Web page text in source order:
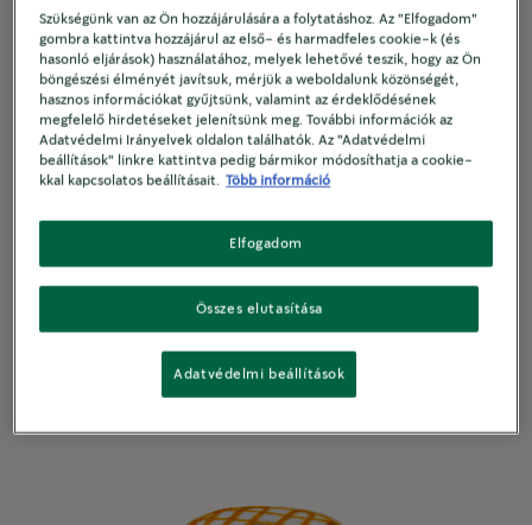
Jeges csokoládé-és mandula ízű
shaken eszpresszó
Szükségünk van az Ön hozzájárulására a folytatáshoz. Az "Elfogadom"
gombra kattintva hozzájárul az első- és harmadfeles cookie-k (és
hasonló eljárások) használatához, melyek lehetővé teszik, hogy az Ön
böngészési élményét javítsuk, mérjük a weboldalunk közönségét,
hasznos információkat gyűjtsünk, valamint az érdeklődésének
megfelelő hirdetéseket jelenítsünk meg. További információk az
Adatvédelmi Irányelvek oldalon találhatók. Az "Adatvédelmi
beállítások" linkre kattintva pedig bármikor módosíthatja a cookie-
kkal kapcsolatos beállításait. Több információ
Összes elutasítása
Elfogadom
Adatvédelmi beállítások